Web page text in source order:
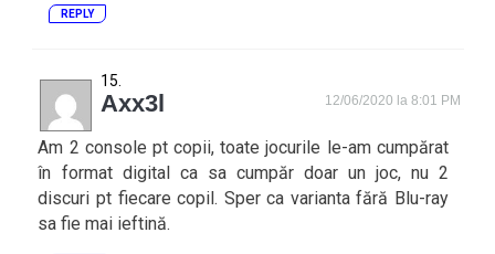
REPLY
Axx3l 12/06/2020 la 8:01 PM
Am 2 console pt copii, toate jocurile le-am cumpărat
în format digital ca sa cumpăr doar un joc, nu 2
discuri pt fiecare copil. Sper ca varianta fără Blu-ray
sa fie mai ieftină.